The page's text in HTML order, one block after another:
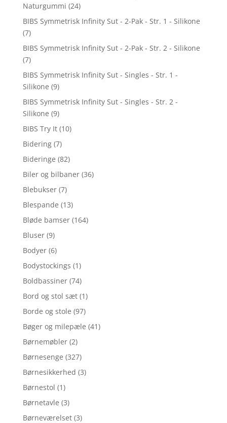
Naturgummi (24)
BIBS Symmetrisk Infinity Sut - 2-Pak - Str. 1 - Silikone
(7)
BIBS Symmetrisk Infinity Sut - 2-Pak - Str. 2 - Silikone
(7)
BIBS Symmetrisk Infinity Sut - Singles - Str. 1 -
Silikone (9)
BIBS Symmetrisk Infinity Sut - Singles - Str. 2 -
Silikone (9)
BIBS Try It (10)
Bidering (7)
Bideringe (82)
Biler og bilbaner (36)
Blebukser (7)
Blespande (13)
Bløde bamser (164)
Bluser (9)
Bodyer (6)
Bodystockings (1)
Boldbassiner (74)
Bord og stol sæt (1)
Borde og stole (97)
Bøger og milepæle (41)
Børnemøbler (2)
Børnesenge (327)
Børnesikkerhed (3)
Børnestol (1)
Børnetavle (3)
Børneværelset (3)